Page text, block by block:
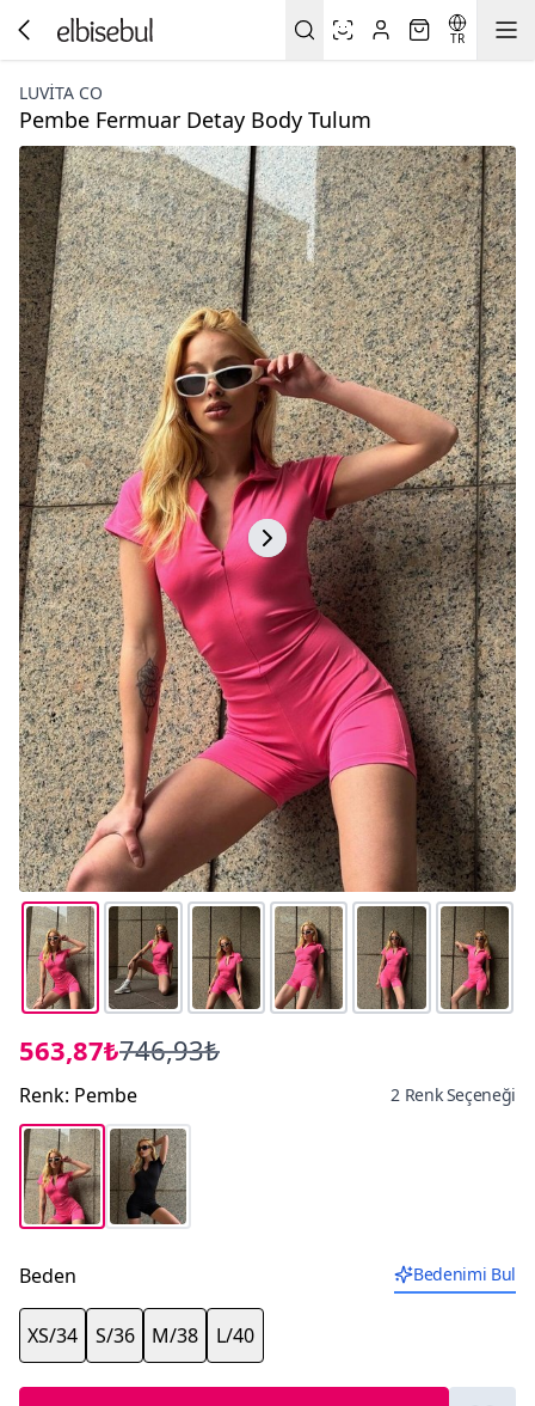
TR
LUVITA CO
Pembe Fermuar Detay Body Tulum
563,87₺746,93₺
Renk: Pembe 2 Renk Seçeneği
Beden Bedenimi Bul
XS/34 S/36 M/38 L/40